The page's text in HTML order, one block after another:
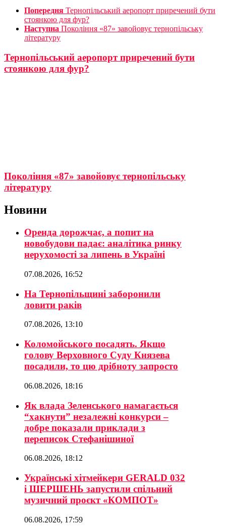
Попередня Тернопільський аеропорт приречений бути
стоянкою для фур?
Наступна Покоління «87» завойовує тернопільську
літературу
Тернопільський аеропорт приречений бути
стоянкою для фур?
Покоління «87» завойовує тернопільську
літературу
Новини
Оренда дорожчає, а попит на
новобудови падає: аналітика ринку
нерухомості за липень в Україні
07.08.2026, 16:52
На Тернопільщині заборонили
ловити раків
07.08.2026, 13:10
Коломойського посадять. Якщо
голову Верховного Суду Князева
посадили, то цю дрібноту запросто
06.08.2026, 18:16
Як влада Зеленського намагається
“хакнути” незалежні конкурси –
добре показали приклади з
переписок Стефанішиної
06.08.2026, 18:12
Українські хітмейкери GERALD 032
і ШЕРШЕНЬ запустили спільний
музичний проєкт «КОМПОТ»
06.08.2026, 17:59